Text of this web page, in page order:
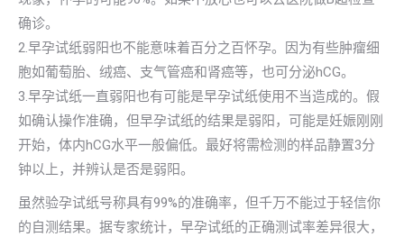
确诊。
2.早孕试纸弱阳也不能意味着百分之百怀孕。因为有些肿瘤细
胞如葡萄胎、绒癌、支气管癌和肾癌等，也可分泌hCG。
3.早孕试纸一直弱阳也有可能是早孕试纸使用不当造成的。假
如确认操作准确，但早孕试纸的结果是弱阳，可能是妊娠刚刚
开始，体内hCG水平一般偏低。最好将需检测的样品静置3分
钟以上，并辨认是否是弱阳。
虽然验孕试纸号称具有99%的准确率，但千万不能过于轻信你
的自测结果。据专家统计，早孕试纸的正确测试率差异很大，